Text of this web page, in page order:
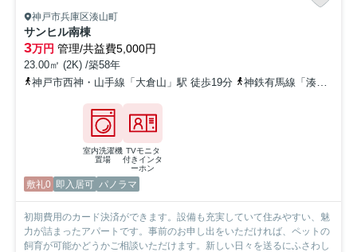
神戸市兵庫区湊山町
サンヒル南棟
3万円 管理/共益費5,000円
23.00㎡ (2K) /築58年
神戸市西神・山手線「大倉山」駅 徒歩19分
神鉄有馬線「湊川」駅 徒歩23分
室内洗濯機
置場
TVモニタ
付きインタ
ーホン
敷礼0 即入居可 パノラマ
初期費用のカード決済ができます。設備も充実していて住みやすい、魅
力が詰まったアパートです。事前のお申し出をいただければ、ペットの
飼育が可能かどうかご相談いただけます。新しい日々を送るにふさわし